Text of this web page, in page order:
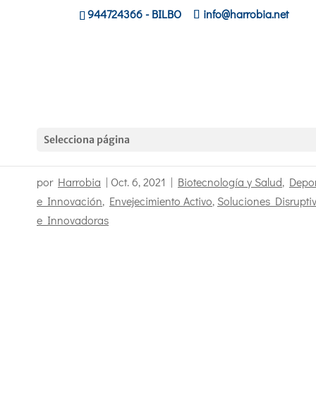
944724366- BILBO info@harrobia.net
Selecciona página
por Harrobia | Oct. 6, 2021 | Biotecnología y Salud,
e Innovación, Envejecimiento Activo, Soluciones
e Innovadoras